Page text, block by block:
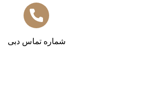
شماره تماس دبی